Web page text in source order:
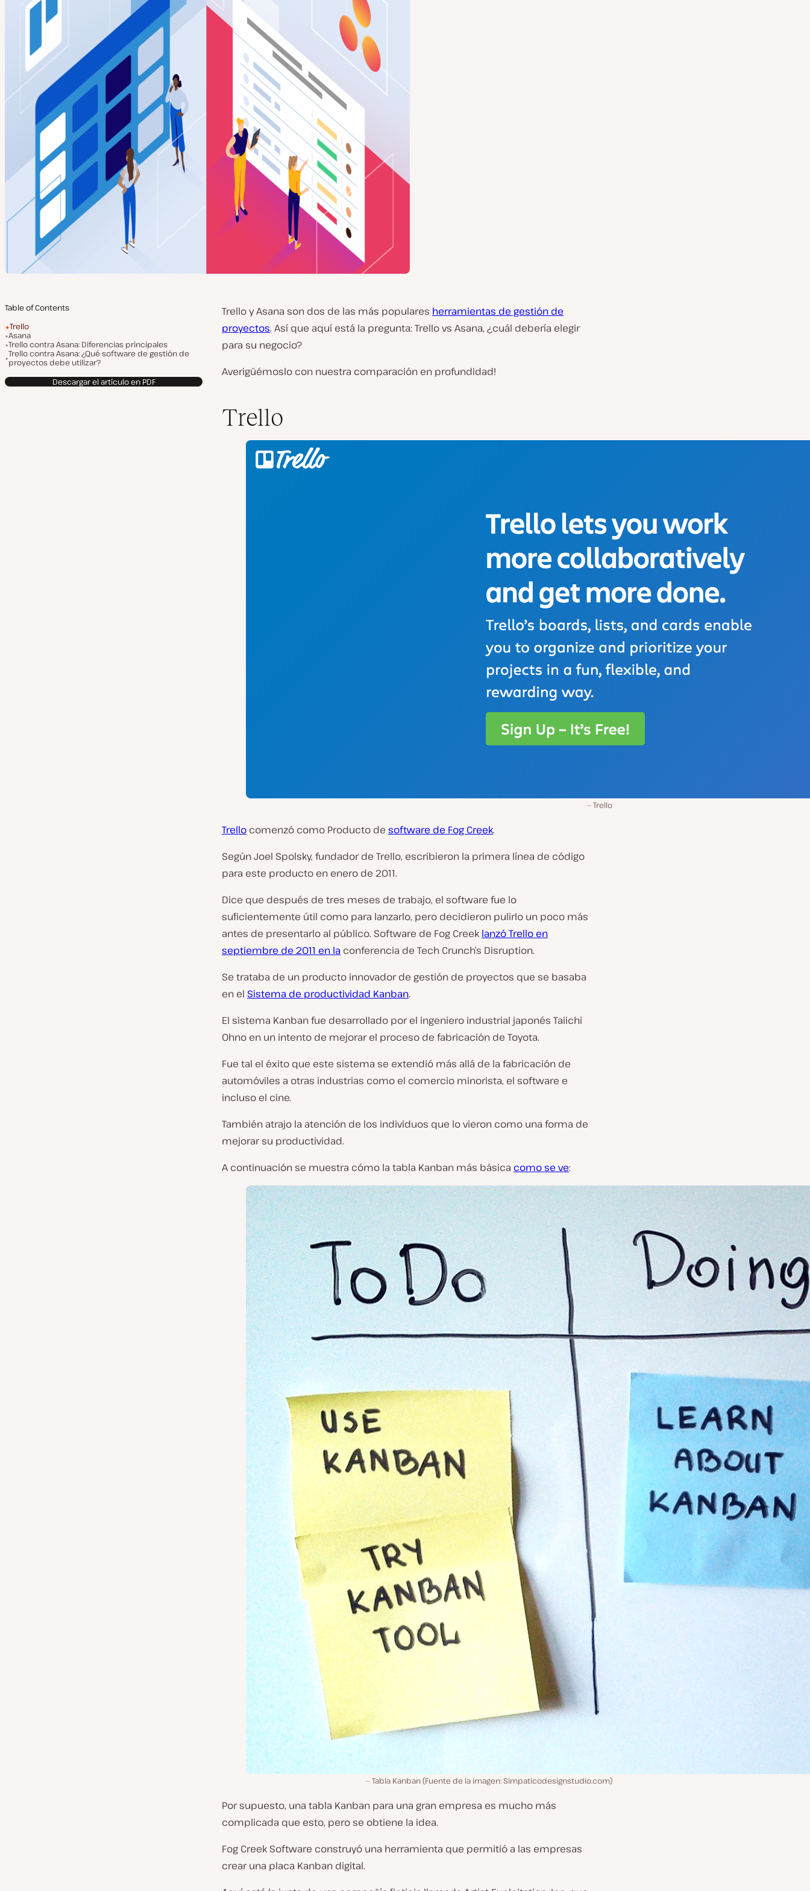
Table of Contents
Trello
Asana
Trello contra Asana: Diferencias principales
Trello contra Asana: ¿Qué software de gestión de
proyectos debe utilizar?
Descargar el artículo en PDF
Trello y Asana son dos de las más populares herramientas de gestión de
proyectos. Así que aquí está la pregunta: Trello vs Asana, ¿cuál debería elegir
para su negocio?
Averigüémoslo con nuestra comparación en profundidad!
Trello
Trello
Trello comenzó como Producto de software de Fog Creek.
Según Joel Spolsky, fundador de Trello, escribieron la primera línea de código
para este producto en enero de 2011.
Dice que después de tres meses de trabajo, el software fue lo
suficientemente útil como para lanzarlo, pero decidieron pulirlo un poco más
antes de presentarlo al público. Software de Fog Creek lanzó Trello en
septiembre de 2011 en la conferencia de Tech Crunch’s Disruption.
Se trataba de un producto innovador de gestión de proyectos que se basaba
en el Sistema de productividad Kanban.
El sistema Kanban fue desarrollado por el ingeniero industrial japonés Taiichi
Ohno en un intento de mejorar el proceso de fabricación de Toyota.
Fue tal el éxito que este sistema se extendió más allá de la fabricación de
automóviles a otras industrias como el comercio minorista, el software e
incluso el cine.
También atrajo la atención de los individuos que lo vieron como una forma de
mejorar su productividad.
A continuación se muestra cómo la tabla Kanban más básica como se ve:
Tabla Kanban (Fuente de la imagen: Simpaticodesignstudio.com)
Por supuesto, una tabla Kanban para una gran empresa es mucho más
complicada que esto, pero se obtiene la idea.
Fog Creek Software construyó una herramienta que permitió a las empresas
crear una placa Kanban digital.